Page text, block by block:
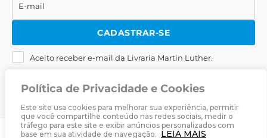
Política de Privacidade e Cookies
Este site usa cookies para melhorar sua experiência, permitir
que você compartilhe conteúdo nas redes sociais, medir o
tráfego para este site e exibir anúncios personalizados com
base em sua atividade de navegação. LEIA MAIS
E-
mail
E-mail
CADASTRAR-SE
Aceito receber e-mail da Livraria Martin Luther.